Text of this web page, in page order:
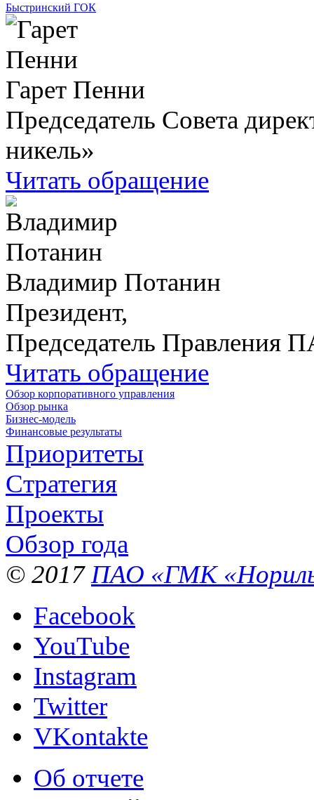
Быстринский ГОК
Гарет Пенни
Председатель Совета
никель»
Читать обращение
Владимир Потанин
Президент,
Председатель Правления
Читать обращение
Обзор корпоративного управления
Обзор рынка
Бизнес-модель
Финансовые результаты
Приоритеты
Стратегия
Проекты
Обзор года
© 2017 ПАО «ГМК
Facebook
YouTube
Instagram
Twitter
VKontakte
Об отчете